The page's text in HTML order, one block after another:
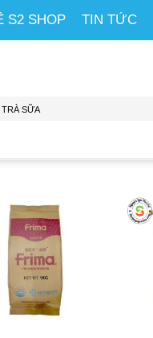
S2 SHOP TIN TỨC
TRÀ SỮA